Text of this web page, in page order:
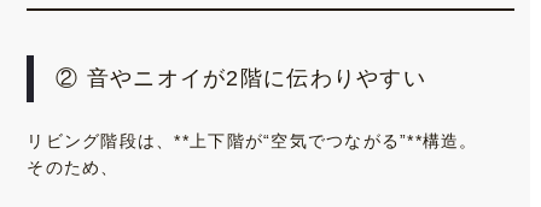
② 音やニオイが2階に伝わりやすい
リビング階段は、**上下階が“空気でつながる”**構造。
そのため、